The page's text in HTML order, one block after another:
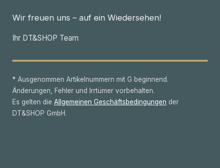
Wir freuen uns – auf ein Wiedersehen!
Ihr DT&SHOP Team
* Ausgenommen Artikelnummern mit G beginnend.
Änderungen, Fehler und Irrtümer vorbehalten.
Es gelten die Allgemeinen Geschäftsbedingungen der
DT&SHOP GmbH.